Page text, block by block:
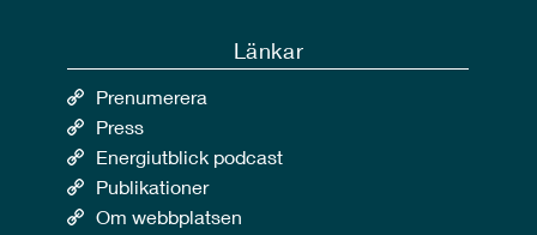
Länkar
Prenumerera
Press
Energiutblick podcast
Publikationer
Om webbplatsen